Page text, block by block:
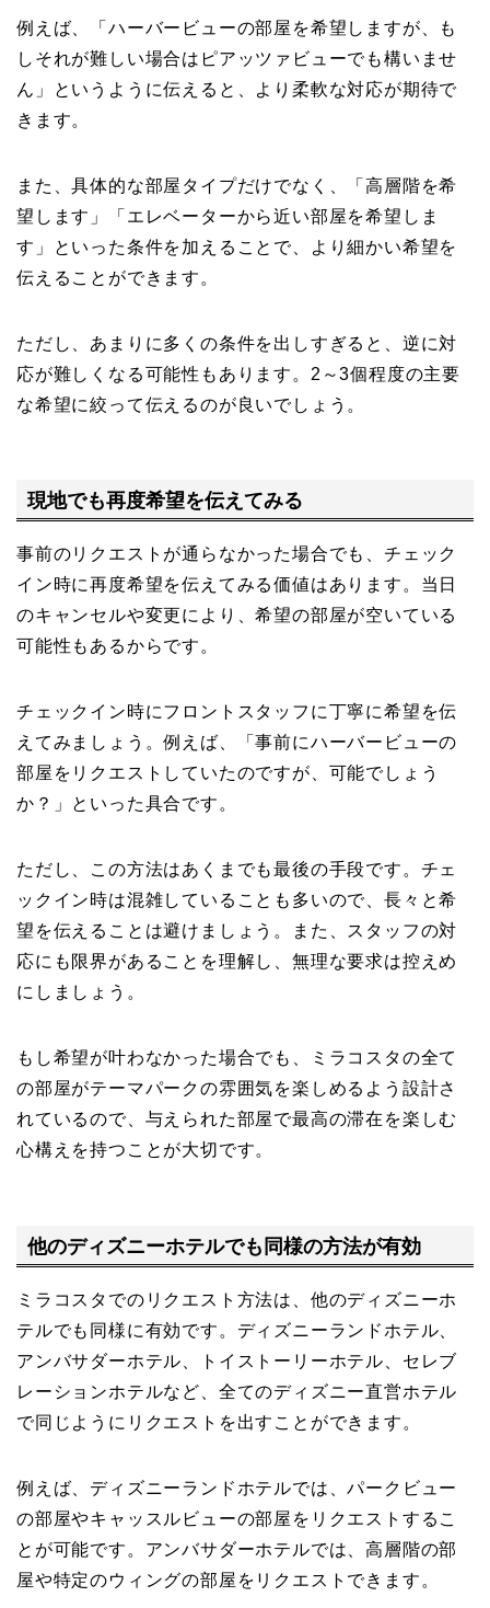
例えば、「ハーバービューの部屋を希望しますが、も
しそれが難しい場合はピアッツァビューでも構いませ
ん」というように伝えると、より柔軟な対応が期待で
きます。
また、具体的な部屋タイプだけでなく、「高層階を希
望します」「エレベーターから近い部屋を希望しま
す」といった条件を加えることで、より細かい希望を
伝えることができます。
ただし、あまりに多くの条件を出しすぎると、逆に対
応が難しくなる可能性もあります。2～3個程度の主要
な希望に絞って伝えるのが良いでしょう。
現地でも再度希望を伝えてみる
事前のリクエストが通らなかった場合でも、チェック
イン時に再度希望を伝えてみる価値はあります。当日
のキャンセルや変更により、希望の部屋が空いている
可能性もあるからです。
チェックイン時にフロントスタッフに丁寧に希望を伝
えてみましょう。例えば、「事前にハーバービューの
部屋をリクエストしていたのですが、可能でしょう
か？」といった具合です。
ただし、この方法はあくまでも最後の手段です。チェ
ックイン時は混雑していることも多いので、長々と希
望を伝えることは避けましょう。また、スタッフの対
応にも限界があることを理解し、無理な要求は控えめ
にしましょう。
もし希望が叶わなかった場合でも、ミラコスタの全て
の部屋がテーマパークの雰囲気を楽しめるよう設計さ
れているので、与えられた部屋で最高の滞在を楽しむ
心構えを持つことが大切です。
他のディズニーホテルでも同様の方法が有効
ミラコスタでのリクエスト方法は、他のディズニーホ
テルでも同様に有効です。ディズニーランドホテル、
アンバサダーホテル、トイストーリーホテル、セレブ
レーションホテルなど、全てのディズニー直営ホテル
で同じようにリクエストを出すことができます。
例えば、ディズニーランドホテルでは、パークビュー
の部屋やキャッスルビューの部屋をリクエストするこ
とが可能です。アンバサダーホテルでは、高層階の部
屋や特定のウィングの部屋をリクエストできます。